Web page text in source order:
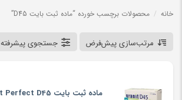
خانه / محصولات برچسب خورده “ماده ثبت بایت D45”
مرتب‌سازی پیش‌فرض جستجوی پیشرفته
ماده ثبت بایت Muller granit Perfect D45